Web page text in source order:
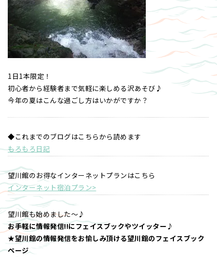
1日1本限定！
初心者から経験者まで気軽に楽しめる沢あそび♪
今年の夏はこんな過ごし方はいかがですか？
◆これまでのブログはこちらから読めます
もろもろ日記
望川館のお得なインターネットプランはこちら
インターネット宿泊プラン>
望川館も始めました～♪
お手軽に情報発信!!にフェイスブックやツイッター♪
★望川館の情報発信をお愉しみ頂ける望川館のフェイスブック
ページ